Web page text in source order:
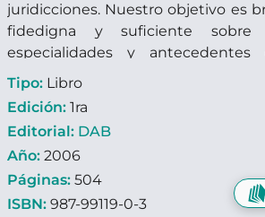
juridicciones. Nuestro objetivo es
fidedigna y suficiente sobre
especialidades y
jurídicos y asesores de empresas.
nuevas incorporaciones se basa
de adecuadas y suficientes
Ofrece a los estudios que figuran
posibilidad de conectarse con
través de la difusión de sus datos.
globalización requiere
Tipo: Libro
Edición: 1ra
Editorial: DAB
Año: 2006
Páginas: 504
ISBN: 987-99119-0-3